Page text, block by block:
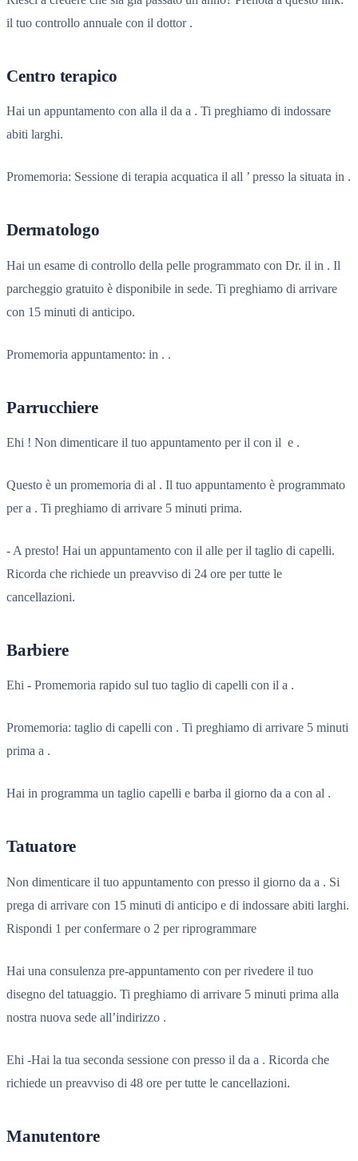
il tuo controllo annuale con il dottor .
Centro terapico
Hai un appuntamento con alla il da a . Ti preghiamo di indossare
abiti larghi.
Promemoria: Sessione di terapia acquatica il all ’ presso la situata in .
Dermatologo
Hai un esame di controllo della pelle programmato con Dr. il in . Il
parcheggio gratuito è disponibile in sede. Ti preghiamo di arrivare
con 15 minuti di anticipo.
Promemoria appuntamento: in . .
Parrucchiere
Ehi ! Non dimenticare il tuo appuntamento per il con il ​​ e .
Questo è un promemoria di al . Il tuo appuntamento è programmato
per a . Ti preghiamo di arrivare 5 minuti prima.
- A presto! Hai un appuntamento con il alle per il taglio di capelli.
Ricorda che richiede un preavviso di 24 ore per tutte le
cancellazioni.
Barbiere
Ehi - Promemoria rapido sul tuo taglio di capelli con il a .
Promemoria: taglio di capelli con . Ti preghiamo di arrivare 5 minuti
prima a .
Hai in programma un taglio capelli e barba il giorno da a con al .
Tatuatore
Non dimenticare il tuo appuntamento con presso il giorno da a . Si
prega di arrivare con 15 minuti di anticipo e di indossare abiti larghi.
Rispondi 1 per confermare o 2 per riprogrammare
Hai una consulenza pre-appuntamento con per rivedere il tuo
disegno del tatuaggio. Ti preghiamo di arrivare 5 minuti prima alla
nostra nuova sede all’indirizzo .
Ehi -Hai la tua seconda sessione con presso il da a . Ricorda che
richiede un preavviso di 48 ore per tutte le cancellazioni.
Manutentore